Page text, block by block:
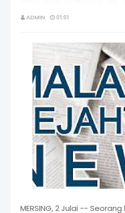
ADMIN 01:01
MERSING, 2 Julai --